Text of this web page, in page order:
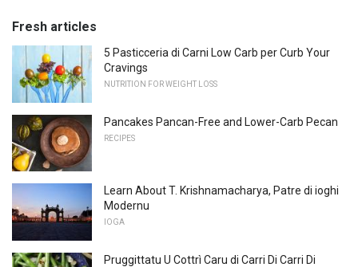
Fresh articles
5 Pasticceria di Carni Low Carb per Curb Your
Cravings
NUTRITION FOR WEIGHT LOSS
Pancakes Pancan-Free and Lower-Carb Pecan
RECIPES
Learn About T. Krishnamacharya, Patre di ioghi
Modernu
IOGA
Pruggittatu U Cottrì Caru di Carri Di Carri Di